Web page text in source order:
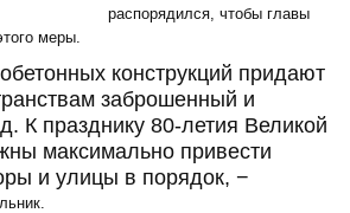
распорядился, чтобы главы
меры.
конструкций придают
заброшенный и
К празднику 80-летия Великой
максимально привести
и улицы в порядок, −